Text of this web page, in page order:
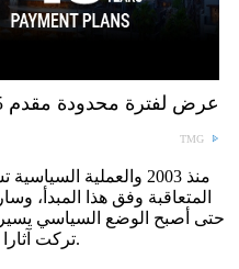
عرض لفترة محدودة مقدم 1.5% و تقسيط علي 15 سنة
TMG
منذ 2003 والعملية
المتعاقبة وفق هذا المبدأ،
حتى أصبح الوضع السياسي
تركت آثارا سلبية في المشهد السياسي عموما.